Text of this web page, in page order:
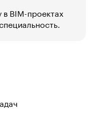
BIM-проектах